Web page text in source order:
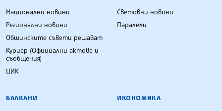
Национални новини
Регионални новини
Общинските съвети решават
Куриер (Официални актове и
съобщения)
ЦИК
Световни новини
Паралели
БАЛКАНИ ИКОНОМИКА